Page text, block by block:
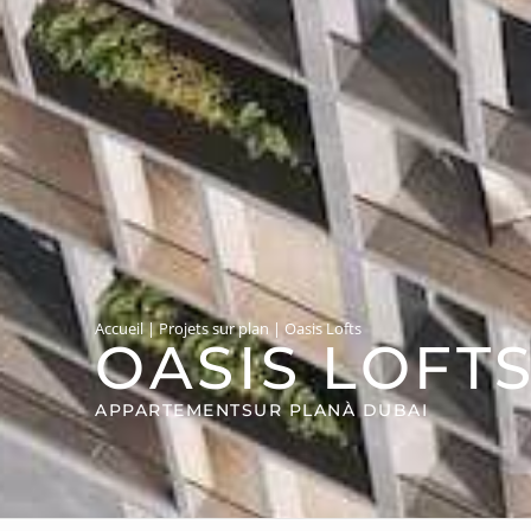
Accueil|Projets sur plan| Oasis Lofts
OASIS
APPARTEMENTSUR PLANÀ DUBAI